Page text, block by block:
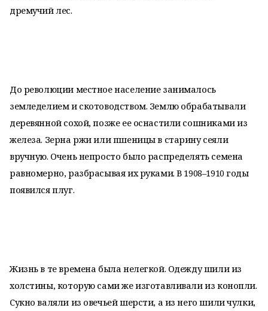
дремучий лес.
До революции местное население занималось
земледелием и скотоводством. Землю обрабатывали
деревянной сохой, позже ее оснастили сошниками из
железа. Зерна ржи или пшеницы в старину сеяли
вручную. Очень непросто было распределять семена
равномерно, разбрасывая их руками. В 1908–1910 годы
появился плуг.
Жизнь в те времена была нелегкой. Одежду шили из
холстины, которую сами же изготавливали из конопли.
Сукно валяли из овечьей шерсти, а из него шили чулки,